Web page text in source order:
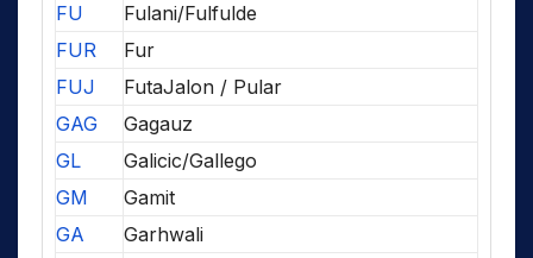
FU
Fulani/Fulfulde
FUR
Fur
FUJ
FutaJalon / Pular
GAG
Gagauz
GL
Galicic/Gallego
GM
Gamit
GA
Garhwali